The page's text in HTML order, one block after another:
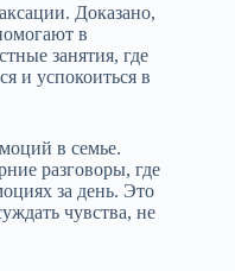
Доказано,
в
занятия, где
и успокоиться в
в семье.
разговоры, где
за день. Это
чувства, не